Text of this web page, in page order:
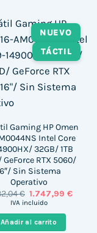
NUEVO
TÁCTIL
Gaming HP Omen
Intel Core
32GB/ 1TB
GeForce RTX 5060/
Sin Sistema
Operativo
€ El
precio
era:
2.032,04 €.
1.747,99€El
IVA incluido
Añadir al carrito